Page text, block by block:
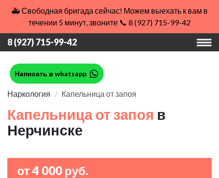
🚑 Свободная бригада сейчас! Можем выехать к вам в
течении 5 минут, звоните 📞 8 (927) 715-99-42
8 (927) 715-99-42
Написать в whatsapp
Наркология Капельница от запоя
Капельница от запоя в
Нерчинске
от 4 000 руб.